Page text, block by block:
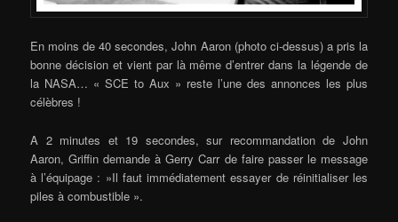
En moins de 40 secondes, John Aaron (photo ci-dessus) a pris la
bonne décision et vient par là même d’entrer dans la légende de
la NASA… « SCE to Aux » reste l’une des annonces les plus
célèbres !
A 2 minutes et 19 secondes, sur recommandation de John
Aaron, Griffin demande à Gerry Carr de faire passer le message
à l’équipage : »Il faut immédiatement essayer de réinitialiser les
piles à combustible ».